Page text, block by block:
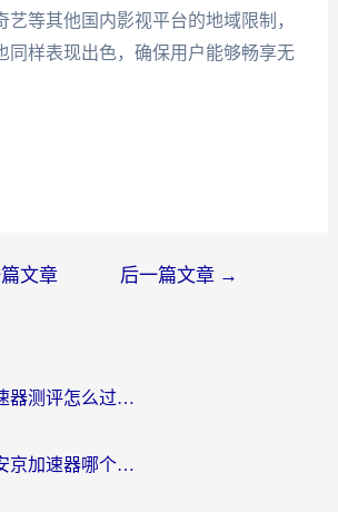
艺等其他国内影视平台的地域限制，
同样表现出色，确保用户能够畅享无
文章 后一篇文章 →
无畏契约海外加速器测评怎么过？海外玩家亲测实用指南（附小众技巧）
在国外决战！平安京加速器哪个好用一点？老玩家亲测番茄加速器全解析